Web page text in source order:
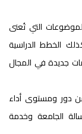
التي تُعنى
الخطط الدراسية
جديدة في المجال
من دور ومستوى أداء
الجامعة وخدمة